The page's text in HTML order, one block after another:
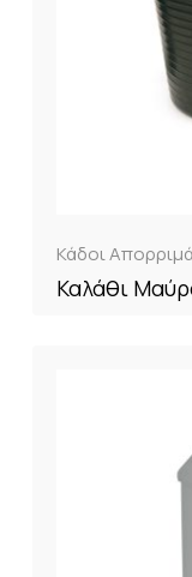
Κάδοι
Καλάθι